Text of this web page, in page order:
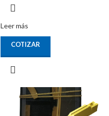
Leer más
COTIZAR